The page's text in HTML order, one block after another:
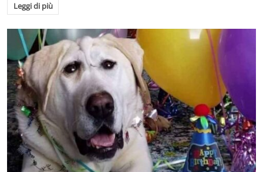
Leggi di più